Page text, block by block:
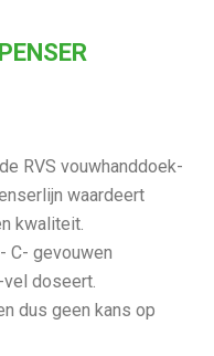
RVS vouwhanddoek-
waardeert
kwaliteit.
C- gevouwen
doseert.
dus geen kans op